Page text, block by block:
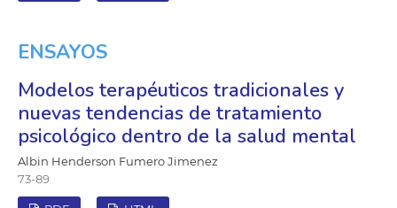
ENSAYOS
Modelos terapéuticos tradicionales y
nuevas tendencias de tratamiento
psicológico dentro de la salud mental
Albin Henderson Fumero Jimenez
73-89